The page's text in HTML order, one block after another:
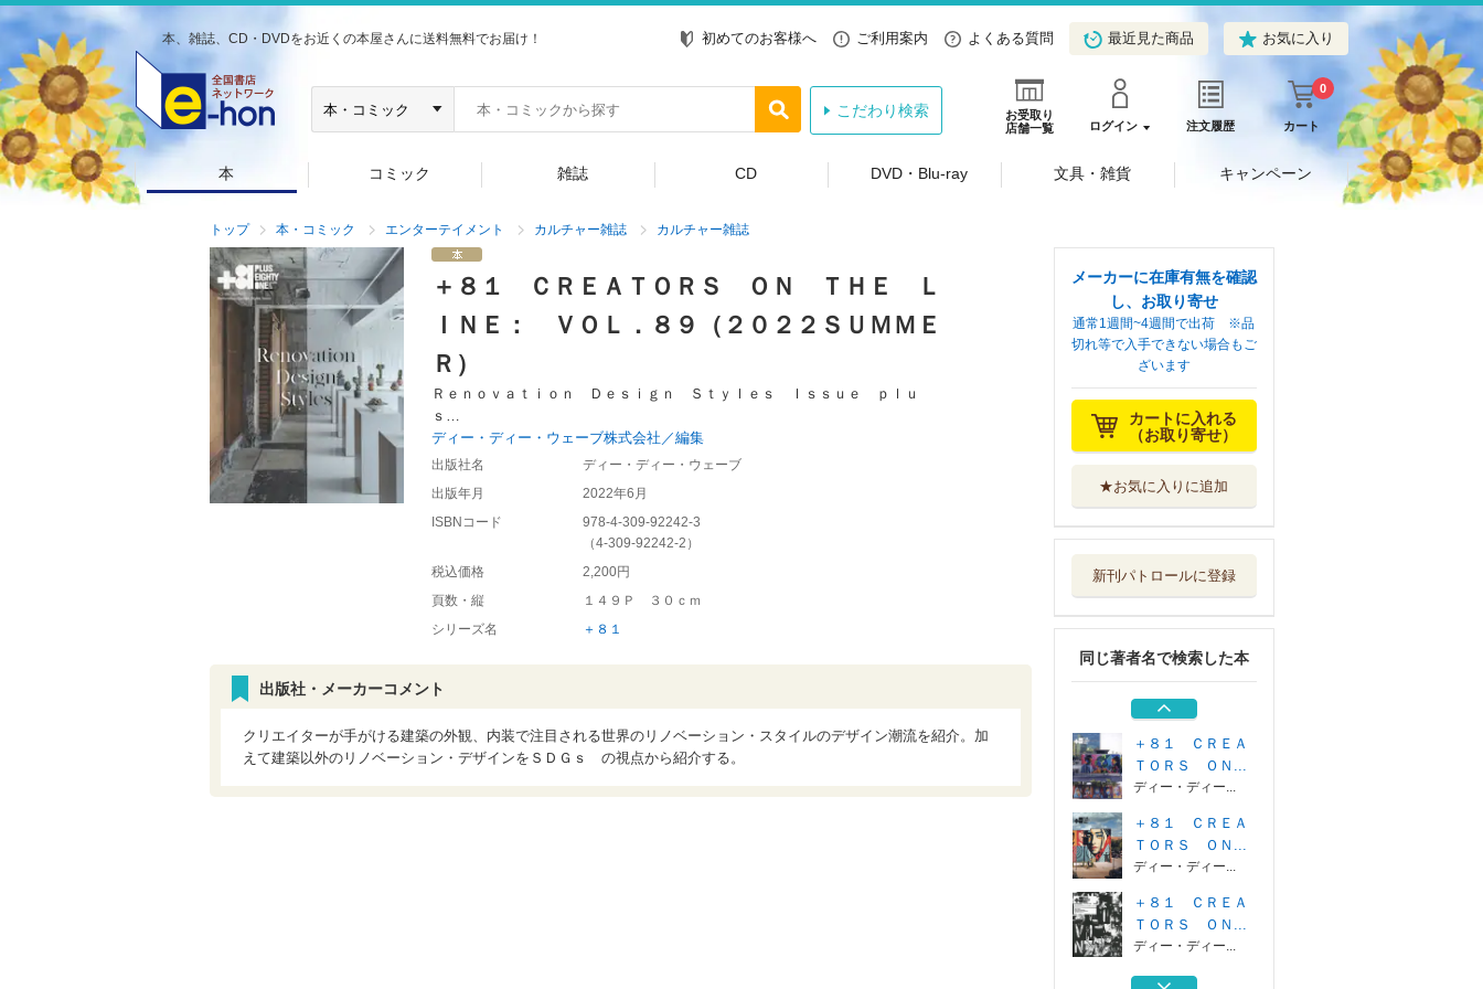
本、雑誌、CD・DVDをお近くの本屋さんに送料無料でお届け！ 初めてのお客様へ ご利用案内 よくある質問 最近見た商品 お気に入り
お受取り
店舗一覧
ログイン 注文履歴 カート
0
こだわり検索
本 コミック 雑誌 CD DVD・Blu-ray 文具・雑貨 キャンペーン
トップ 本・コミック エンターテイメント カルチャー雑誌 カルチャー雑誌
＋８１ ＣＲＥＡＴＯＲＳ ＯＮ ＴＨＥ Ｌ
ＩＮＥ： ＶＯＬ．８９（２０２２ＳＵＭＭＥ
Ｒ）
Ｒｅｎｏｖａｔｉｏｎ Ｄｅｓｉｇｎ Ｓｔｙｌｅｓ Ｉｓｓｕｅ ｐｌｕ
ｓ…
ディー・ディー・ウェーブ株式会社／編集
出版社名
ディー・ディー・ウェーブ
出版年月
2022年6月
ISBNコード
978-4-309-92242-3
（4-309-92242-2 ）
税込価格
2,200円
頁数・縦
１４９Ｐ ３０ｃｍ
シリーズ名
＋８１
出版社・メーカーコメント
クリエイターが手がける建築の外観、内装で注目される世界のリノベーション・スタイルのデザイン潮流を紹介。加
えて建築以外のリノベーション・デザインをＳＤＧｓ の視点から紹介する。
メーカーに在庫有無を確認
し、お取り寄せ
通常1週間~4週間で出荷 ※品
切れ等で入手できない場合もご
ざいます
カートに入れる
（お取り寄せ）
★お気に入りに追加
新刊パトロールに登録
同じ著者名で検索した本
＋８１ ＣＲＥＡ
ＴＯＲＳ ＯＮ...
＋８１ ＣＲＥＡ
ディー・ディー...
＋８１ ＣＲＥＡ
ＴＯＲＳ ＯＮ...
ディー・ディー...
＋８１ ＣＲＥＡ
ＴＯＲＳ ＯＮ...
ディー・ディー...
＋８１ ＣＲＥＡ
ＴＯＲＳ ＯＮ...
ディー・ディー...
＋８１ ＣＲＥＡ
ＴＯＲＳ ＯＮ...
ディー・ディー...
＋８１ ＣＲＥＡ